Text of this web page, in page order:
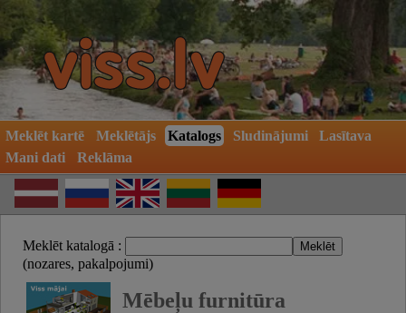
Meklēt kartē Meklētājs Katalogs Sludinājumi
Lasītava
Mani dati
Reklāma
Meklēt katalogā :
(nozares, pakalpojumi)
Mēbeļu furnitūra